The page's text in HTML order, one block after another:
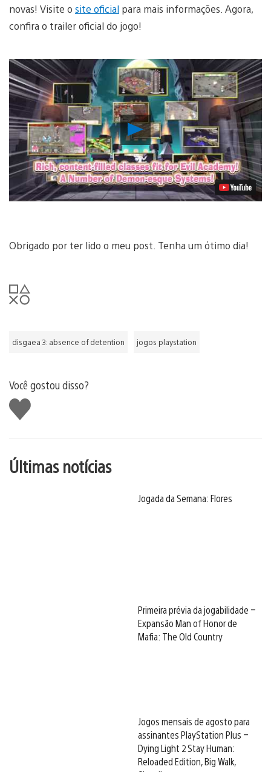
novas! Visite o site oficial para mais informações. Agora,
confira o trailer oficial do jogo!
Reproduzir
Vídeo
Obrigado por ter lido o meu post. Tenha um ótimo dia!
disgaea 3: absence of detention jogos playstation
Você gostou disso?
Curtir
Últimas notícias
Jogada da Semana: Flores
Primeira prévia da jogabilidade –
Expansão Man of Honor de
Mafia: The Old Country
Jogos mensais de agosto para
assinantes PlayStation Plus –
Dying Light 2 Stay Human:
Reloaded Edition, Big Walk,